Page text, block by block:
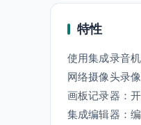
特性
使用集成录音
网络摄像头录
画板记录器：
集成编辑器：